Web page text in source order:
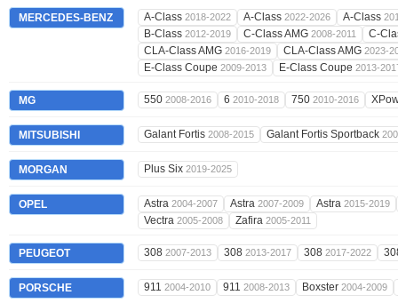
MERCEDES-BENZ A-Class 2018-2022 A-Class 2022-2026 A-Class
B-Class 2012-2019 C-Class AMG 2008-2011
C-
CLA-Class AMG 2016-2019 CLA-Class AMG 2023-
E-Class Coupe 2009-2013 E-Class Coupe 2013-
MG 550 2008-2016 6 2010-2018 750 2010-2016
MITSUBISHI Galant Fortis 2008-2015 Galant Fortis Sportback
MORGAN Plus Six 2019-2025
OPEL Astra 2004-2007 Astra 2007-2009 Astra 2015-2019
Vectra 2005-2008 Zafira 2005-2011
PEUGEOT 308 2007-2013 308 2013-2017 308 2017-2022
PORSCHE 911 2004-2010 911 2008-2013 Boxster 2004-2009